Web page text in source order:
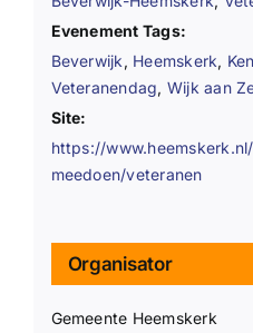
Evenement Tags:
Beverwijk , Heemskerk,
Veteranendag, Wijk aan
Site:
https://
meedoen/veteranen
Organisator
Gemeente Heemskerk